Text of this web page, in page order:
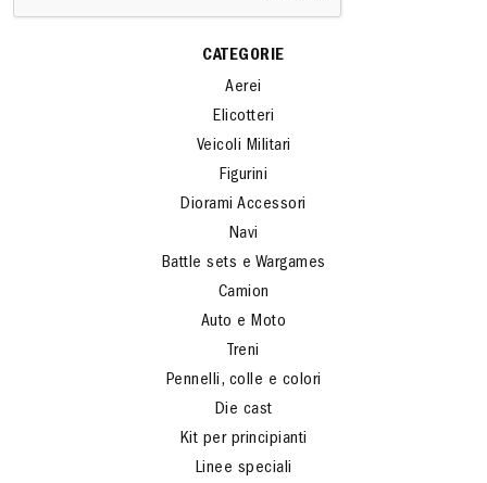
CATEGORIE
Aerei
Elicotteri
Veicoli Militari
Figurini
Diorami Accessori
Navi
Battle sets e Wargames
Camion
Auto e Moto
Treni
Pennelli, colle e colori
Die cast
Kit per principianti
Linee speciali